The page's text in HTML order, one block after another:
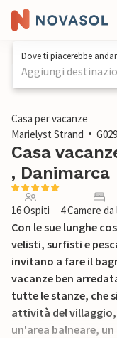
Dove ti piacerebbe
Aggiungi
1 / 22
Casa per vacanze
Marielyst Strand
Casa
, Danimarca
16 Ospiti 4 Camere
Con le sue lunghe
velisti, surfisti e
invitano a fare il
vacanze ben
tutte le stanze, che
attività del
un'area balneare,